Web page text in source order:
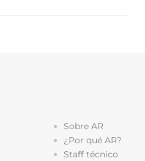
Sobre AR
¿Por qué AR?
Staff técnico